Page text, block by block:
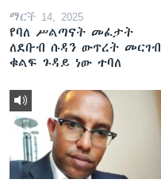
ማርች 14, 2025
የባለ ሥልጣናት መፈታት
ለደቡብ ሱዳን ውጥረት መርገብ
ቁልፍ ጉዳይ ነው ተባለ